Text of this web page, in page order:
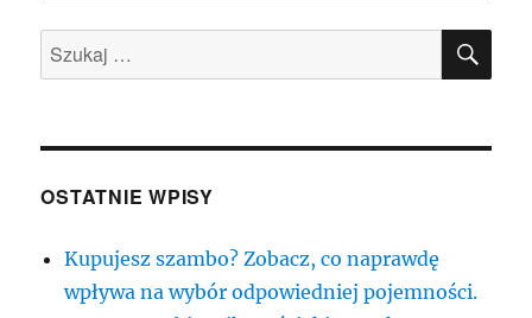
to
niedobory
Szukaj:
OSTATNIE WPISY
Kupujesz szambo? Zobacz, co naprawdę
wpływa na wybór odpowiedniej pojemności.